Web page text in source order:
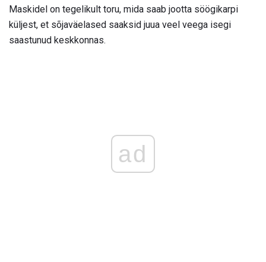
Maskidel on tegelikult toru, mida saab jootta söögikarpi
küljest, et sõjaväelased saaksid juua veel veega isegi
saastunud keskkonnas.
ad